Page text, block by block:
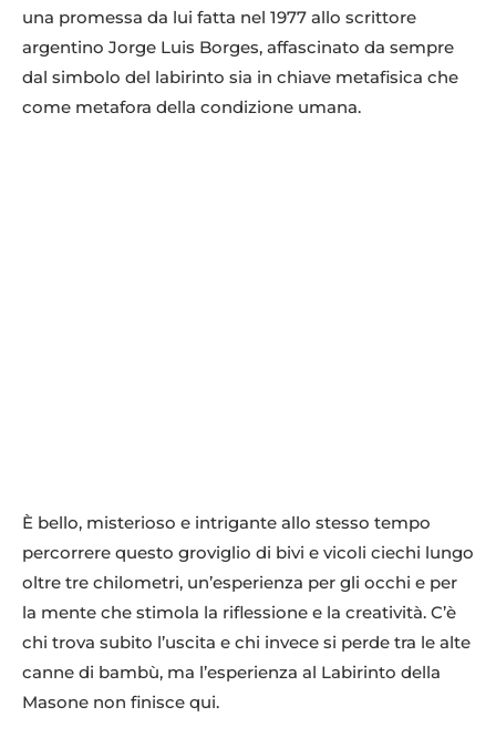
una promessa da lui fatta nel 1977 allo scrittore
argentino Jorge Luis Borges, affascinato da sempre
dal simbolo del labirinto sia in chiave metafisica che
come metafora della condizione umana.
È bello, misterioso e intrigante allo stesso tempo
percorrere questo groviglio di bivi e vicoli ciechi lungo
oltre tre chilometri, un’esperienza per gli occhi e per
la mente che stimola la riflessione e la creatività. C’è
chi trova subito l’uscita e chi invece si perde tra le alte
canne di bambù, ma l’esperienza al Labirinto della
Masone non finisce qui.